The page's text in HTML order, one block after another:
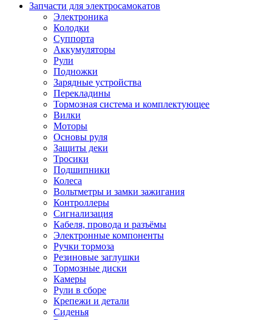
Запчасти для электросамокатов
Электроника
Колодки
Суппорта
Аккумуляторы
Рули
Подножки
Зарядные устройства
Перекладины
Тормозная система и комплектующее
Вилки
Моторы
Основы руля
Защиты деки
Тросики
Подшипники
Колеса
Вольтметры и замки зажигания
Контроллеры
Сигнализация
Кабеля, провода и разъёмы
Электронные компоненты
Ручки тормоза
Резиновые заглушки
Тормозные диски
Камеры
Рули в сборе
Крепежи и детали
Сиденья